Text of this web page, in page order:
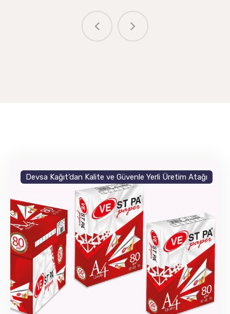
Devsa Kağıt’dan Kalite ve Güvenle Yerli Üretim Atağı